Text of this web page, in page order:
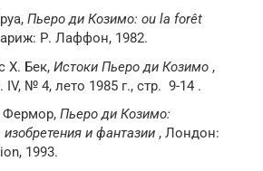
Пьеро ди Козимо: ou la forêt
Р. Лаффон, 1982.
Х. Бек, Истоки Пьеро ди Козимо ,
IV, № 4, лето 1985 г., стр. 9-14 .
Пьеро ди Козимо:
и фантазии , Лондон:
1993.